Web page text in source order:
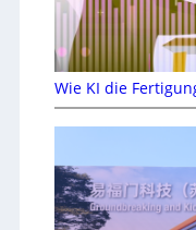
Wie KI die